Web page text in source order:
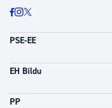
PSE-EE
EH Bildu
PP